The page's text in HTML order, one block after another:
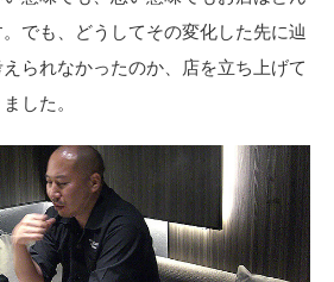
でも、どうしてその変化した先に辿
られなかったのか、店を立ち上げて
した。